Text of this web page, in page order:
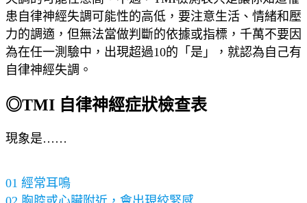
患自律神經失調可能性的高低，要注意生活、情緒和壓
力的調適，但無法當做判斷的依據或指標，千萬不要因
為在任一測驗中，出現超過10的「是」，就認為自己有
自律神經失調。
◎TMI 自律神經症狀檢查表
現象是……
01 經常耳鳴